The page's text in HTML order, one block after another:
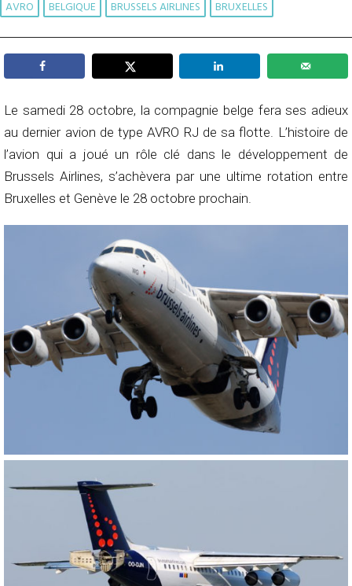
AVRO BELGIQUE BRUSSELS AIRLINES BRUXELLES
Le samedi 28 octobre, la compagnie belge fera ses adieux
au dernier avion de type AVRO RJ de sa flotte. L’histoire de
l’avion qui a joué un rôle clé dans le développement de
Brussels Airlines, s’achèvera par une ultime rotation entre
Bruxelles et Genève le 28 octobre prochain.